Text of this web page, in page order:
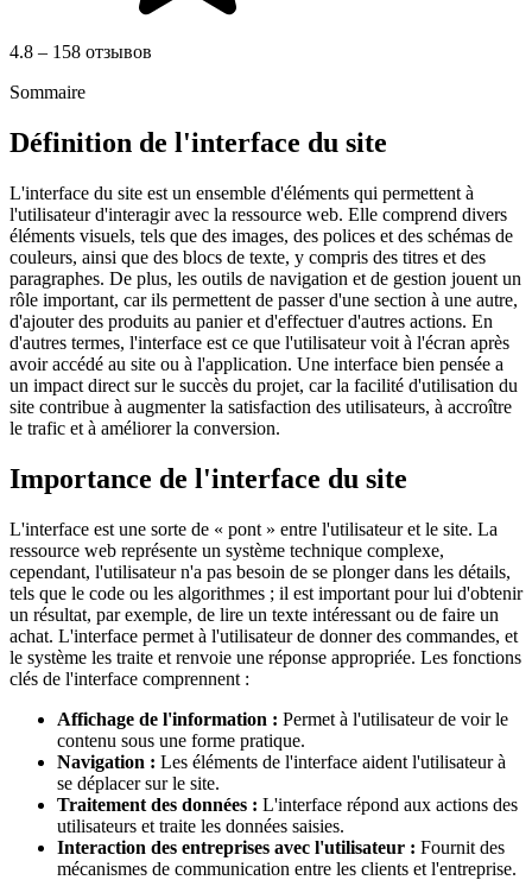
4.8 – 158 отзывов
Sommaire
Définition de l'interface du site
L'interface du site est un ensemble d'éléments qui permettent à
l'utilisateur d'interagir avec la ressource web. Elle comprend divers
éléments visuels, tels que des images, des polices et des schémas de
couleurs, ainsi que des blocs de texte, y compris des titres et des
paragraphes. De plus, les outils de navigation et de gestion jouent un
rôle important, car ils permettent de passer d'une section à une autre,
d'ajouter des produits au panier et d'effectuer d'autres actions. En
d'autres termes, l'interface est ce que l'utilisateur voit à l'écran après
avoir accédé au site ou à l'application. Une interface bien pensée a
un impact direct sur le succès du projet, car la facilité d'utilisation du
site contribue à augmenter la satisfaction des utilisateurs, à accroître
le trafic et à améliorer la conversion.
Importance de l'interface du site
L'interface est une sorte de « pont » entre l'utilisateur et le site. La
ressource web représente un système technique complexe,
cependant, l'utilisateur n'a pas besoin de se plonger dans les détails,
tels que le code ou les algorithmes ; il est important pour lui d'obtenir
un résultat, par exemple, de lire un texte intéressant ou de faire un
achat. L'interface permet à l'utilisateur de donner des commandes, et
le système les traite et renvoie une réponse appropriée. Les fonctions
clés de l'interface comprennent :
Affichage de l'information : Permet à l'utilisateur de voir le
contenu sous une forme pratique.
Navigation : Les éléments de l'interface aident l'utilisateur à
se déplacer sur le site.
Traitement des données : L'interface répond aux actions des
utilisateurs et traite les données saisies.
Interaction des entreprises avec l'utilisateur : Fournit des
mécanismes de communication entre les clients et l'entreprise.